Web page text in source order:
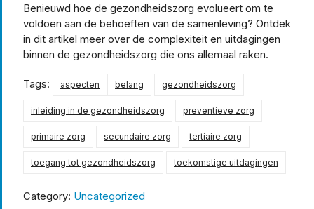
Benieuwd hoe de gezondheidszorg evolueert om te
voldoen aan de behoeften van de samenleving? Ontdek
in dit artikel meer over de complexiteit en uitdagingen
binnen de gezondheidszorg die ons allemaal raken.
Tags: aspecten belang gezondheidszorg
inleiding in de gezondheidszorg preventieve zorg
primaire zorg secundaire zorg tertiaire zorg
toegang tot gezondheidszorg toekomstige uitdagingen
Category: Uncategorized